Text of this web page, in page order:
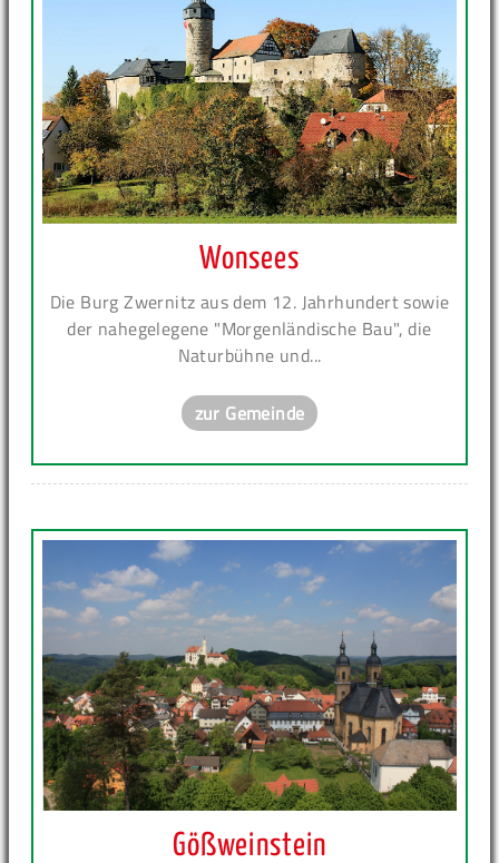
Wonsees
Die Burg Zwernitz aus dem 12. Jahrhundert sowie
der nahegelegene "Morgenländische Bau", die
Naturbühne und...
zur Gemeinde
Gößweinstein